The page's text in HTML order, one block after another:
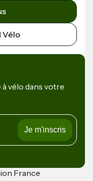
Vélo
à vélo dans votre
France